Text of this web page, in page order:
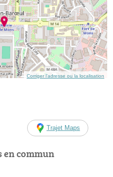
Corriger l’adresse ou la localisation
Trajet Maps
commun